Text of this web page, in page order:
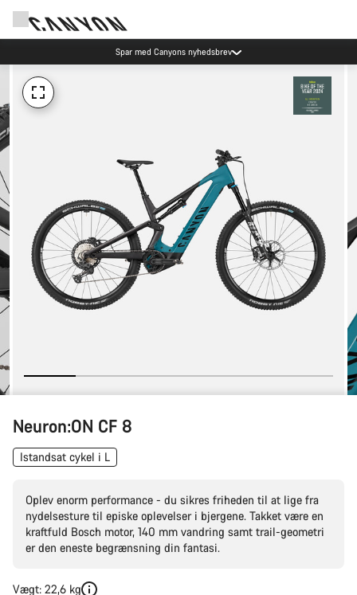
Spar med Canyons nyhedsbrev
Neuron:ON CF 8
Istandsat cykel i L
Oplev enorm performance - du sikres friheden til at lige fra
nydelsesture til episke oplevelser i bjergene. Takket være en
kraftfuld Bosch motor, 140 mm vandring samt trail-geometri
er den eneste begrænsning din fantasi.
Vægt: 22,6 kg